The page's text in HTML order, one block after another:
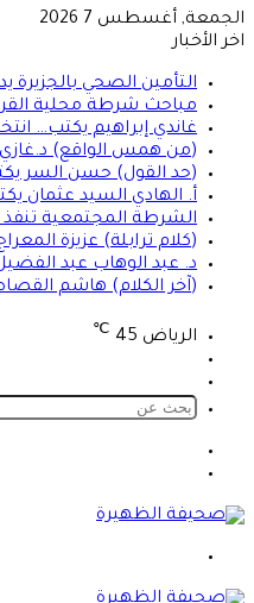
الجمعة, أغسطس 7 2026
اخر الأخبار
التأمين الصحي
مباحث شرطة محلية
غاندي إبراهيم يكتب…
(من همس الواقع) د.غازي
(حد القول) حسن السر
أ. الهادي السيد عثمان
الشرطة المجتمعية
(كلام ترابلة) عزيزة المعراج تكتب…. 18/ اغسطس المحفل
د. عبد الوهاب عبد
(آخر الكلام) هاشم
الرياض 45
℃
المظلم